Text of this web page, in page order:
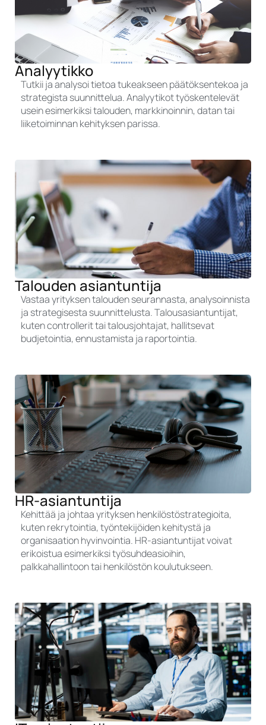
Analyytikko
Tutkii ja analysoi tietoa tukeakseen päätöksentekoa ja
strategista suunnittelua. Analyytikot työskentelevät
usein esimerkiksi talouden, markkinoinnin, datan tai
liiketoiminnan kehityksen parissa.
Talouden asiantuntija
Vastaa yrityksen talouden seurannasta, analysoinnista
ja strategisesta suunnittelusta. Talousasiantuntijat,
kuten controllerit tai talousjohtajat, hallitsevat
budjetointia, ennustamista ja raportointia.
HR-asiantuntija
Kehittää ja johtaa yrityksen henkilöstöstrategioita,
kuten rekrytointia, työntekijöiden kehitystä ja
organisaation hyvinvointia. HR-asiantuntijat voivat
erikoistua esimerkiksi työsuhdeasioihin,
palkkahallintoon tai henkilöstön koulutukseen.